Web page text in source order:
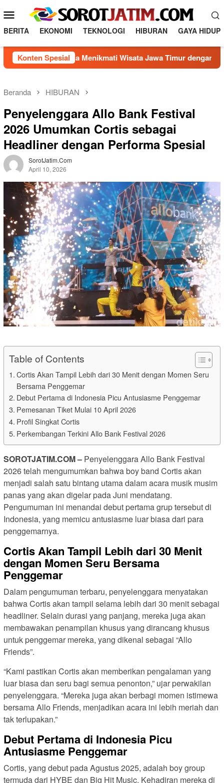
o
a
e
e
u
M
b
l
e
BERITA EKONOMI TEKNOLOGI HIBURAN GAYA HIDUP
Konten Spesial
Rahasia Menikmati Wisata Jawa Timur dengan Biaya
Beranda HIBURAN
Penyelenggara Allo Bank Festival
2026 Umumkan Cortis sebagai
Headliner dengan Performa Spesial
SorotJatim.com
April 10, 2026
Table of Contents
Cortis Akan Tampil Lebih dari 30 Menit dengan Momen Seru
Bersama Penggemar
Debut Pertama di Indonesia Picu Antusiasme Penggemar
Pemesanan Tiket Mulai 10 April 2026
Profil Singkat Cortis
Perkembangan Terkini Allo Bank Festival 2026
SOROTJATIM.COM – Penyelenggara Allo Bank Festival
2026 telah mengumumkan bahwa boy band Cortis akan
menjadi salah satu bintang utama dalam acara musik musim
panas yang akan digelar pada Juni mendatang.
Pengumuman ini menandai debut pertama grup tersebut di
Indonesia, yang memicu antusiasme luar biasa dari para
penggemarnya.
Cortis Akan Tampil Lebih dari 30 Menit
dengan Momen Seru Bersama
Penggemar
Dalam pengumuman terbaru, penyelenggara menyatakan
bahwa Cortis akan tampil selama lebih dari 30 menit sebagai
headliner. Selain durasi yang panjang, mereka juga akan
membawakan penampilan khusus yang dirancang khusus
untuk penggemar mereka, yang dikenal sebagai “Allo
Friends”.
“Kami pastikan Cortis akan memberikan pengalaman yang
luar biasa dan seru bagi semua penonton,” ujar perwakilan
penyelenggara. “Mereka juga akan berbagi momen istimewa
bersama Allo Friends, menjadikan acara ini lebih meriah dan
tak terlupakan.”
Debut Pertama di Indonesia Picu
Antusiasme Penggemar
Cortis, yang debut pada Agustus 2025, adalah boy group
termuda dari HYBE dan Big Hit Music. Kehadiran mereka di